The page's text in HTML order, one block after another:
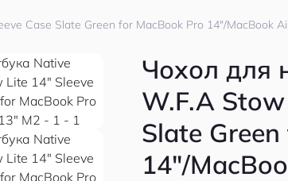
Case Slate Green for MacBook Pro 14"/MacBook
Чохол для
W.F.A
Slate
14"/